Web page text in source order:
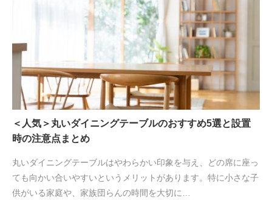
＜人気＞丸いダイニングテーブルのおすすめ5選と設置
時の注意点まとめ
丸いダイニングテーブルはやわらかい印象を与え、どの席に座っ
ても向かい合いやすいというメリットがあります。特に小さな子
供がいる家庭や、家族団らんの時間を大切に…